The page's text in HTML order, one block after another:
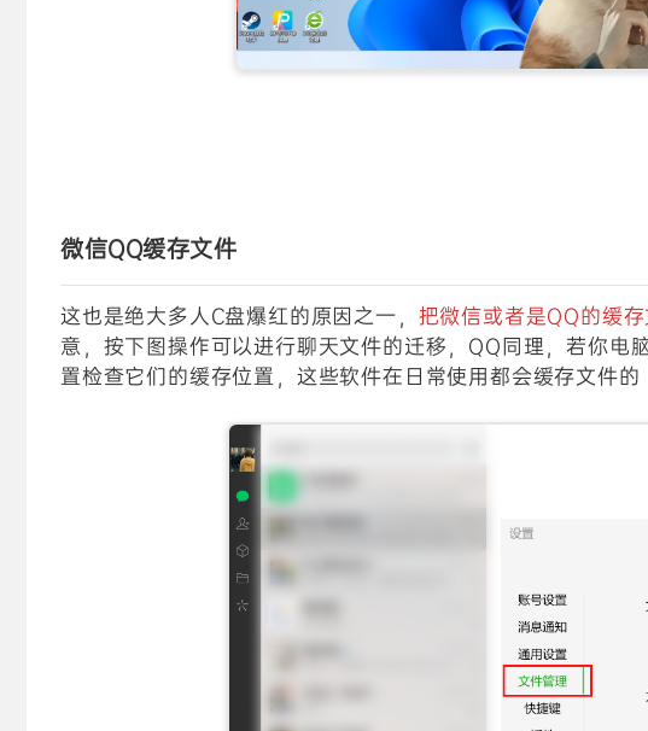
微信QQ缓存文件
这也是绝大多人C盘爆红的原因之一， 把微信或者是QQ的缓
意，按下图操作可以进行聊天文件的迁移，QQ同理，若你
置检查它们的缓存位置，这些软件在日常使用都会缓存文件的